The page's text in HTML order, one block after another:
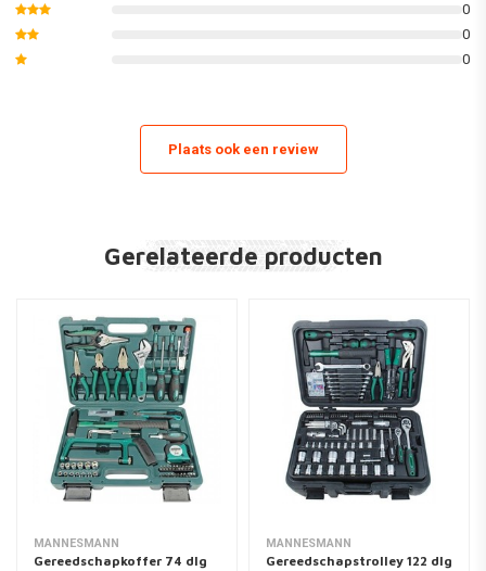
0
0
0
Plaats ook een review
Gerelateerde producten
MANNESMANN
Gereedschapkoffer 74 dlg
MANNESMANN
Gereedschapstrolley 122 dlg